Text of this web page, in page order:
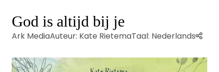
God is altijd bij je
Ark MediaAuteur: Kate RietemaTaal: Nederlands